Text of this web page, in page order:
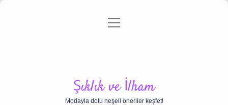
Gizlilik Politikası
menüyü
Şıklık ve İlham
Modayla dolu neşeli öneriler keşfet!